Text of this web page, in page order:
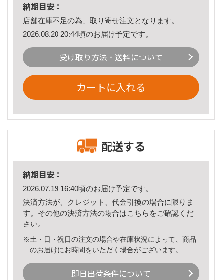
納期目安：
店舗在庫不足の為、取り寄せ注文となります。
2026.08.20 20:44頃のお届け予定です。
受け取り方法・送料について
カートに入れる
配送する
納期目安：
2026.07.19 16:40頃のお届け予定です。
決済方法が、クレジット、代金引換の場合に限りま
す。その他の決済方法の場合はこちら をご確認くだ
さい。
※土・日・祝日の注文の場合や在庫状況によって、商品
のお届けにお時間をいただく場合がございます。
即日出荷条件について